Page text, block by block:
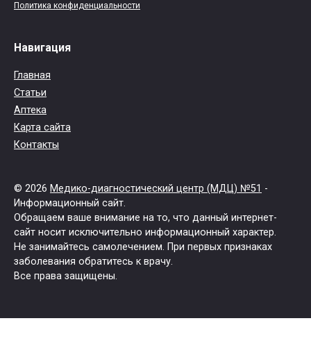
Политика конфиденциальности
Навигация
Главная
Статьи
Аптека
Карта сайта
Контакты
© 2026 Медико-диагностический центр (МДЦ) №51 -
Информационный сайт.
Обращаем ваше внимание на то, что данный интернет-
сайт носит исключительно информационный характер.
Не занимайтесь самолечением. При первых признаках
заболевания обратитесь к врачу.
Все права защищены.